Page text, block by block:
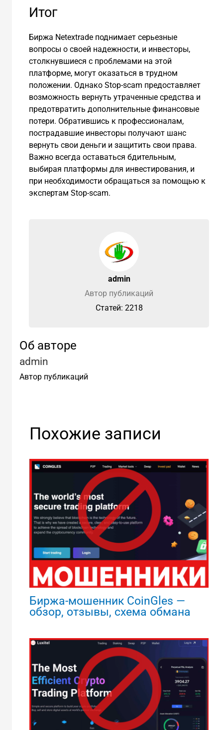
Итог
Биржа Netextrade поднимает серьезные
вопросы о своей надежности, и инвесторы,
столкнувшиеся с проблемами на этой
платформе, могут оказаться в трудном
положении. Однако Stop-scam предоставляет
возможность вернуть утраченные средства и
предотвратить дополнительные финансовые
потери. Обратившись к профессионалам,
пострадавшие инвесторы получают шанс
вернуть свои деньги и защитить свои права.
Важно всегда оставаться бдительным,
выбирая платформы для инвестирования, и
при необходимости обращаться за помощью к
экспертам Stop-scam.
admin
Автор публикаций
Cтатей: 2218
Об авторе
admin
Автор публикаций
Похожие записи
Биржа-мошенник CoinGles —
обзор, отзывы, схема обмана